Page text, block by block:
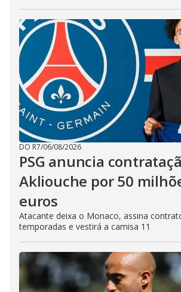
DO R7/06/08/2026
PSG anuncia
Akliouche por 50
euros
Atacante deixa o Monaco, assina
temporadas e vestirá a camisa 11